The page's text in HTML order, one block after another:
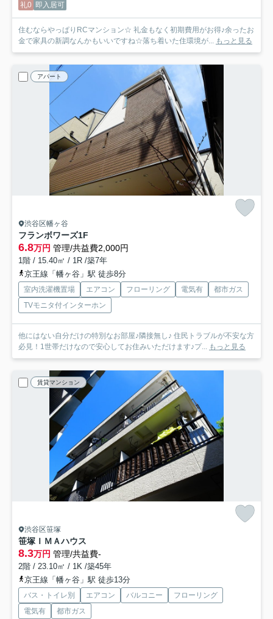
礼0 即入居可
住むならやっぱりRCマンション☆ 礼金もなく初期費用がお得♪余ったお
金で家具の新調なんかもいいですね☆落ち着いた住環境が...
もっと見る
アパート
渋谷区幡ヶ谷
フランボワーズ1F
6.8万円 管理/共益費2,000円
1階 / 15.40㎡ / 1R /築7年
京王線「幡ヶ谷」駅 徒歩8分
室内洗濯機置場 エアコン フローリング 電気有
都市ガス
TVモニタ付インターホン
他にはない自分だけの特別なお部屋♪隣接無し♪ 住民トラブルが不安な方
必見！1世帯だけなので安心してお住みいただけます♪プ...
もっと見る
賃貸マンション
渋谷区笹塚
笹塚ＩＭＡハウス
8.3万円 管理/共益費-
2階 / 23.10㎡ / 1K /築45年
京王線「幡ヶ谷」駅 徒歩13分
バス・トイレ別 エアコン バルコニー
フローリング
電気有
都市ガス